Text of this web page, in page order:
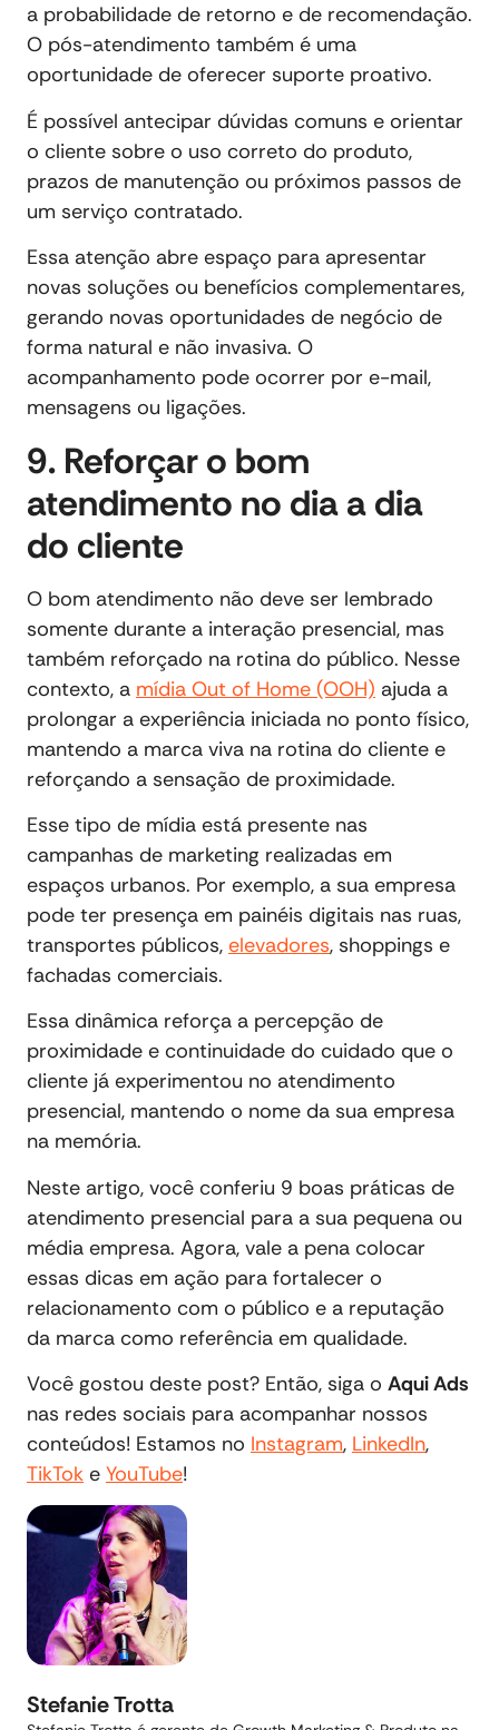
a probabilidade de retorno e de recomendação.
O pós-atendimento também é uma
oportunidade de oferecer suporte proativo.
É possível antecipar dúvidas comuns e orientar
o cliente sobre o uso correto do produto,
prazos de manutenção ou próximos passos de
um serviço contratado.
Essa atenção abre espaço para apresentar
novas soluções ou benefícios complementares,
gerando novas oportunidades de negócio de
forma natural e não invasiva. O
acompanhamento pode ocorrer por e-mail,
mensagens ou ligações.
9. Reforçar o bom
atendimento no dia a dia
do cliente
O bom atendimento não deve ser lembrado
somente durante a interação presencial, mas
também reforçado na rotina do público. Nesse
contexto, a mídia Out of Home (OOH) ajuda a
prolongar a experiência iniciada no ponto físico,
mantendo a marca viva na rotina do cliente e
reforçando a sensação de proximidade.
Esse tipo de mídia está presente nas
campanhas de marketing realizadas em
espaços urbanos. Por exemplo, a sua empresa
pode ter presença em painéis digitais nas ruas,
transportes públicos, elevadores, shoppings e
fachadas comerciais.
Essa dinâmica reforça a percepção de
proximidade e continuidade do cuidado que o
cliente já experimentou no atendimento
presencial, mantendo o nome da sua empresa
na memória.
Neste artigo, você conferiu 9 boas práticas de
atendimento presencial para a sua pequena ou
média empresa. Agora, vale a pena colocar
essas dicas em ação para fortalecer o
relacionamento com o público e a reputação
da marca como referência em qualidade.
Você gostou deste post? Então, siga o Aqui Ads
nas redes sociais para acompanhar nossos
conteúdos! Estamos no Instagram, LinkedIn,
TikTok e YouTube!
Stefanie Trotta